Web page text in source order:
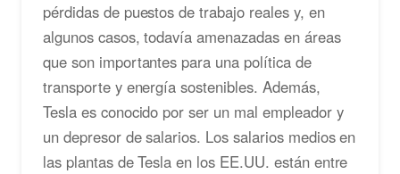
pérdidas de puestos de trabajo reales y, en
algunos casos, todavía amenazadas en áreas
que son importantes para una política de
transporte y energía sostenibles. Además,
Tesla es conocido por ser un mal empleador y
un depresor de salarios. Los salarios medios en
las plantas de Tesla en los EE.UU. están entre